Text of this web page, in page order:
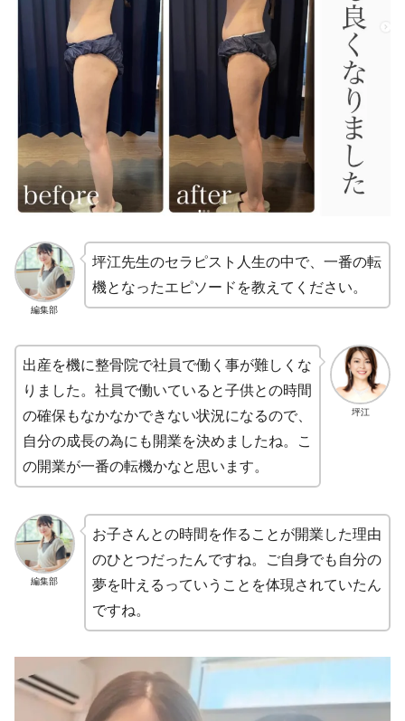
編集部
坪江先生のセラピスト人生の中で、一番の転
機となったエピソードを教えてください。
坪江
出産を機に整骨院で社員で働く事が難しくな
りました。社員で働いていると子供との時間
の確保もなかなかできない状況になるので、
自分の成長の為にも開業を決めましたね。こ
の開業が一番の転機かなと思います。
編集部
お子さんとの時間を作ることが開業した理由
のひとつだったんですね。ご自身でも自分の
夢を叶えるっていうことを体現されていたん
ですね。